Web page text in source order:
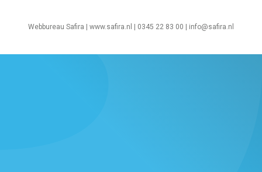
Webbureau Safira | www.safira.nl | 0345 22 83 00 | info@safira.nl